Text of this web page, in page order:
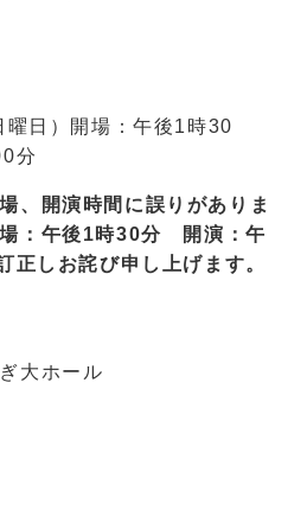
日）開場：午後1時30
分
、開演時間に誤りがありま
場：午後1時30分 開演：午
正しお詫び申し上げます。
大ホール